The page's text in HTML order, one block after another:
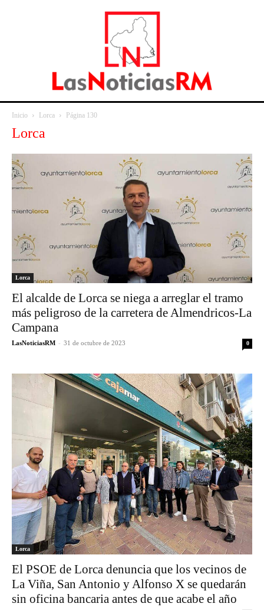
Inicio Lorca Página 130
Lorca
Lorca
El alcalde de Lorca se niega a arreglar el tramo
más peligroso de la carretera de Almendricos-La
Campana
LasNoticiasRM - 31 de octubre de 2023 0
Lorca
El PSOE de Lorca denuncia que los vecinos de
La Viña, San Antonio y Alfonso X se quedarán
sin oficina bancaria antes de que acabe el año